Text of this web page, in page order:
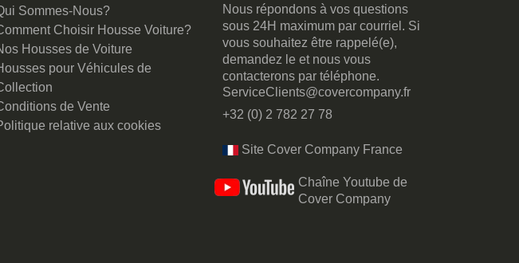
Sommes-Nous?
Choisir Housse Voiture?
Housses de Voiture
pour Véhicules de
de Vente
relative aux cookies
Nous répondons à vos questions
sous 24H maximum par courriel. Si
vous souhaitez être rappelé(e),
demandez le et nous vous
contacterons par téléphone.
ServiceClients@covercompany.fr
+32 (0) 2 782 27 78
Site Cover Company France
Chaîne Youtube de
Cover Company